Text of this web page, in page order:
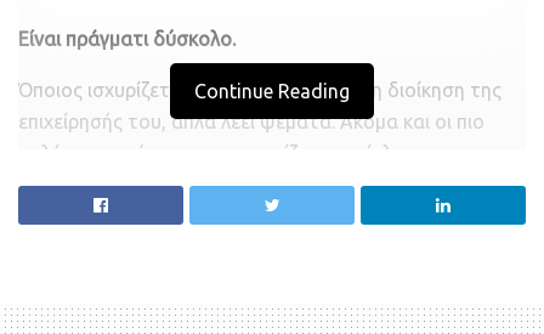
Είναι πράγματι δύσκολο.
Όποιος ισχυρίζεται ότι βρίσκει εύκολη τη διοίκηση της
επιχείρησής του, απλά λέει ψέματα. Ακόμα και οι πιο
απλές επιχειρήσεις αντιμετωπίζουν περίπλοκα
προβλήματα και για να σταθείτε στο ύψος των
περιστάσεων απαιτείται δημιουργικότητα, δύναμη και
Continue Reading